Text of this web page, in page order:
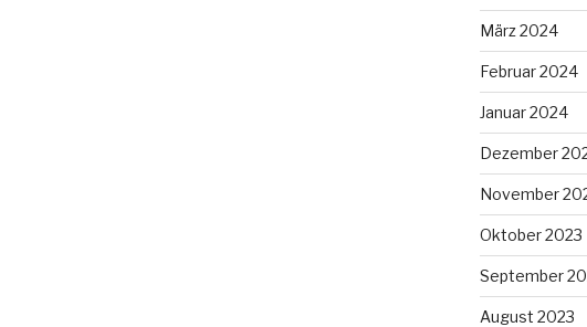
März 2024
Februar 2024
Januar 2024
Dezember
November
Oktober 2023
September
August 2023